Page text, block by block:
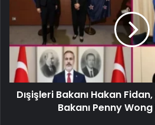
Dışişleri Bakanı Hakan
Bakanı Penny